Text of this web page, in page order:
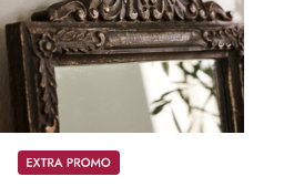
Promos